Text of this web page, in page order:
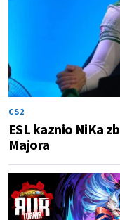
CS2
ESL kaznio NiKa
Majora